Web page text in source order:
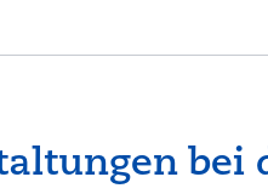
bei